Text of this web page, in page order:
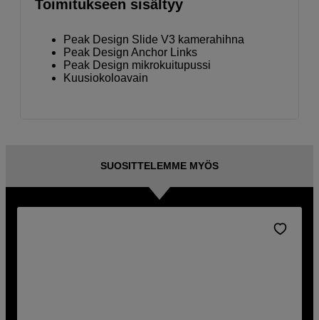
Toimitukseen sisältyy
Peak Design Slide V3 kamerahihna
Peak Design Anchor Links
Peak Design mikrokuitupussi
Kuusiokoloavain
SUOSITTELEMME MYÖS